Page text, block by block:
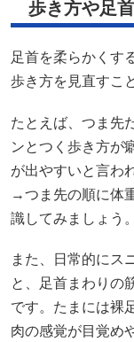
歩き方や足
足首を柔らかくす
歩き方を見直すこ
たとえば、つま先
ンとつく歩き方が
が出やすいと言わ
→つま先の順に体
識してみましょう。
また、日常的にス
と、足首まわりの
です。たまには裸
肉の感覚が目覚め